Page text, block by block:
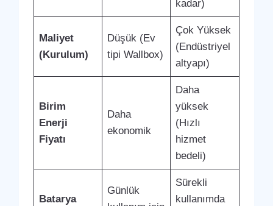
kadar)
Maliyet
(Kurulum)
Düşük (Ev
tipi Wallbox)
Çok Yüksek
(Endüstriyel
altyapı)
Birim
Enerji
Fiyatı
Daha
ekonomik
Daha
yüksek
(Hızlı
hizmet
bedeli)
Batarya
Günlük
Sürekli
kullanımda